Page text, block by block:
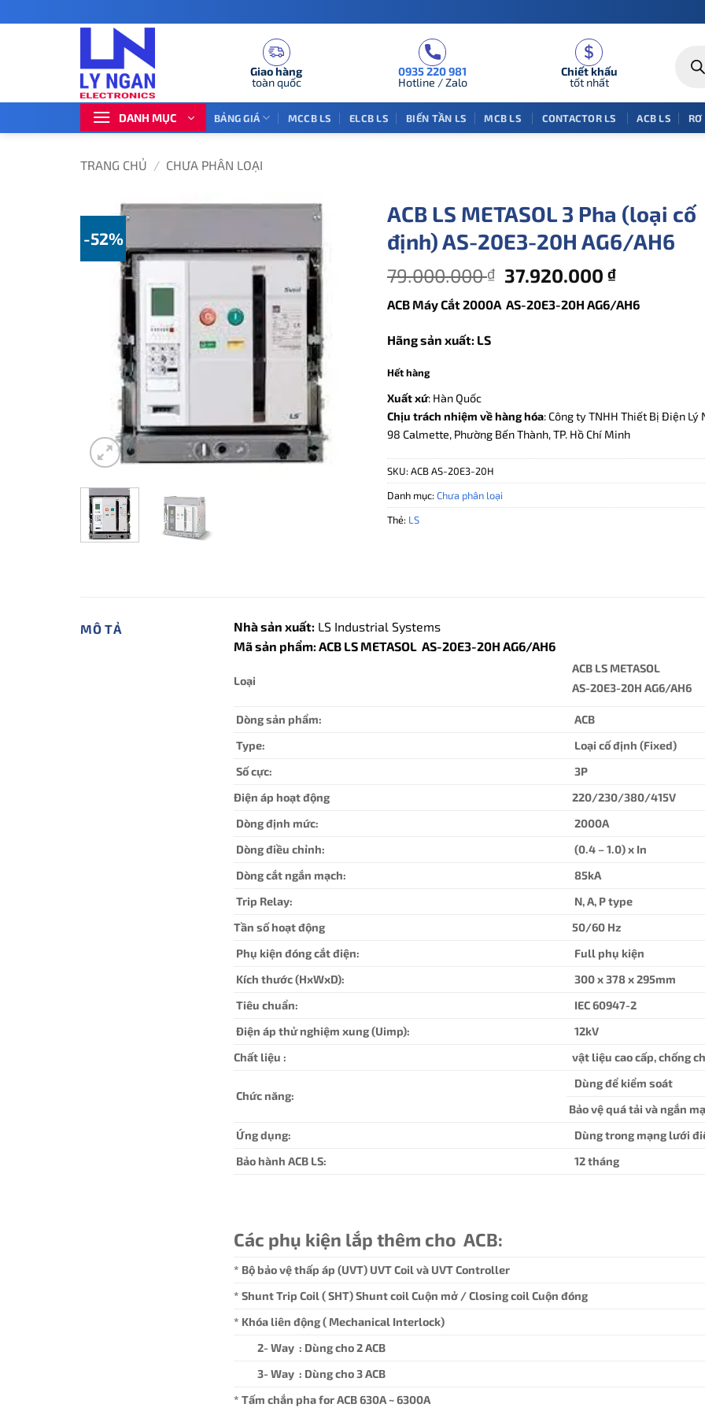
qua
Giao hàng
toàn quốc
0935 220 981
Hotline / Zalo
Chiết khấu
tốt nhất
kiếm
DANH MỤC BẢNG GIÁ MCCB LS ELCB LS BIẾN TẦN LS MCB LS CONTACTOR LS ACB LS
TRANG CHỦ / CHƯA PHÂN LOẠI
-52%
ACB LS METASOL 3 Pha (loại cố
định) AS-20E3-20H AG6/AH6
79.000.000₫ Giá
là:
37.920.000₫Giá
tại
ACB Máy Cắt 2000A AS-20E3-20H AG6/AH6
Hãng sản xuất: LS
Hết hàng
Xuất xứ: Hàn Quốc
Chịu trách nhiệm về hàng hóa: Công ty TNHH Thiết Bị Điện Lý
98 Calmette, Phường Bến Thành, TP. Hồ Chí Minh
SKU: ACB AS-20E3-20H
Danh mục: Chưa phân loại
Thẻ: LS
MÔ TẢ Nhà sản xuất: LS Industrial Systems
Mã sản phẩm: ACB LS METASOL AS-20E3-20H AG6/AH6
Loại
ACB LS METASOL
AS-20E3-20H AG6/AH6
Dòng sản phẩm:
ACB
Type:
Loại cố định (Fixed)
Số cực:
3P
Điện áp hoạt động
220/230/380/415V
Dòng định mức:
2000A
Dòng điều chỉnh:
(0.4 – 1.0) x In
Dòng cắt ngắn mạch:
85kA
Trip Relay:
N, A, P type
Tần số hoạt động
50/60 Hz
Phụ kiện đóng cắt điện:
Full phụ kiện
Kích thước (HxWxD):
300 x 378 x 295mm
Tiêu chuẩn:
IEC 60947-2
Điện áp thử nghiệm xung (Uimp):
12kV
Chất liệu :
vật liệu cao cấp, chống
Chức năng:
Dùng để kiểm soát
Bảo vệ quá tải và ngắn
Ứng dụng:
Dùng trong mạng lưới
Bảo hành ACB LS:
12 tháng
Các phụ kiện lắp thêm cho ACB:
* Bộ bảo vệ thấp áp (UVT) UVT Coil và UVT Controller
* Shunt Trip Coil ( SHT) Shunt coil Cuộn mở / Closing coil Cuộn đóng
* Khóa liên động ( Mechanical Interlock)
2- Way : Dùng cho 2 ACB
3- Way : Dùng cho 3 ACB
* Tấm chắn pha for ACB 630A ~ 6300A